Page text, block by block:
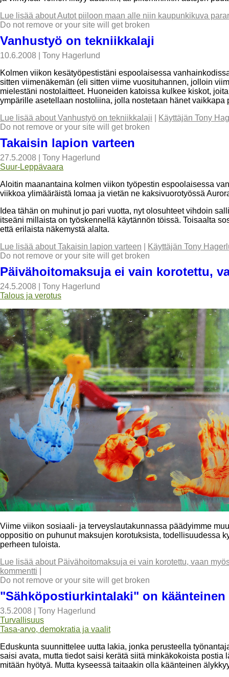
Lue lisää about Autot piiloon maan alle niin kaupunkikuva
Do not remove or your site will get broken
Vanhustyö on tekniikkalaji
10.6.2008
Tony Hagerlund
Kolmen viikon kesätyöpestistäni espoolaisessa
sitten viimenäkemän (eli sitten viime vuosituhannen, jolloin
mielestäni nostolaitteet. Huoneiden katoissa kulkee kiskot,
ympärille asetellaan nostoliina, jolla nostetaan hänet vaikkapa
Lue lisää about Vanhustyö on tekniikkalaji
Käyttäjän Tony
Do not remove or your site will get broken
Takaisin lapion varteen
27.5.2008
Tony Hagerlund
Suur-Leppävaara
Aloitin maanantaina kolmen viikon työpestin espoolaisessa
viikkoa ylimääräistä lomaa ja vietän ne kaksivuorotyössä
Idea tähän on muhinut jo pari vuotta, nyt olosuhteet vihdoin
itseäni millaista on työskennellä käytännön töissä. Toisaalta
että erilaista näkemystä alalta.
Lue lisää about Takaisin lapion varteen
Käyttäjän Tony
Do not remove or your site will get broken
Päivähoitomaksuja ei vain korotettu,
24.5.2008
Tony Hagerlund
Talous ja verotus
Viime viikon sosiaali- ja terveyslautakunnassa päädyimme
oppositio on puhunut maksujen korotuksista, todellisuudessa
perheen tuloista.
Lue lisää about Päivähoitomaksuja ei vain korotettu, vaan
kommentti
Do not remove or your site will get broken
"Sähköpostiurkintalaki" on
3.5.2008
Tony Hagerlund
Turvallisuus
Tasa-arvo, demokratia ja vaalit
Eduskunta suunnittelee uutta lakia, jonka perusteella
saisi avata, mutta tiedot saisi kerätä siitä minkäkokoista
mitään hyötyä. Mutta kyseessä taitaakin olla käänteinen